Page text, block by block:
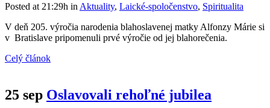
Posted at 21:29h in Aktuality, Laické-spoločenstvo, Spiritualita
V deň 205. výročia narodenia blahoslavenej matky Alfonzy Márie si
v Bratislave pripomenuli prvé výročie od jej blahorečenia.
Celý článok
25 sep Oslavovali rehoľné jubilea